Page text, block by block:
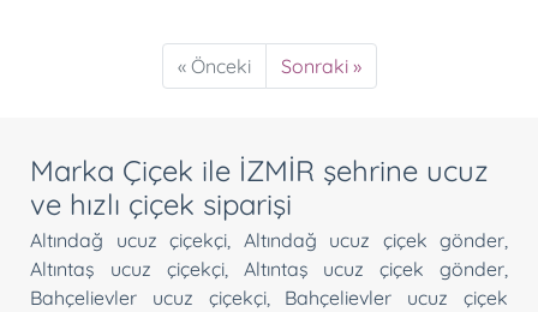
« Önceki Sonraki »
Marka Çiçek ile İZMİR şehrine ucuz
ve hızlı çiçek siparişi
Altındağ ucuz çiçekçi Altındağ ucuz çiçek gönder
Altıntaş ucuz çiçekçi, Altıntaş ucuz çiçek gönder
Bahçelievler ucuz çiçekçi, Bahçelievler ucuz çiçek